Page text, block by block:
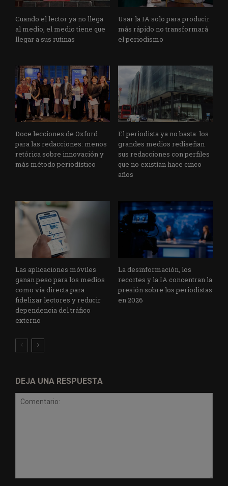
Cuando el lector ya no llega
al medio, el medio tiene que
llegar a sus rutinas
Usar la IA solo para producir
más rápido no transformará
el periodismo
Doce lecciones de Oxford
para las redacciones: menos
retórica sobre innovación y
más método periodístico
El periodista ya no basta: los
grandes medios rediseñan
sus redacciones con perfiles
que no existían hace cinco
años
Las aplicaciones móviles
ganan peso para los medios
como vía directa para
fidelizar lectores y reducir
dependencia del tráfico
externo
La desinformación, los
recortes y la IA concentran la
presión sobre los periodistas
en 2026
DEJA UNA RESPUESTA